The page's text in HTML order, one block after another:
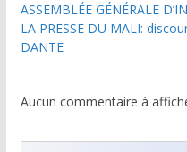
ASSEMBLÉE GÉNÉRALE
LA PRESSE DU MALI:
DANTE
Aucun commentaire à